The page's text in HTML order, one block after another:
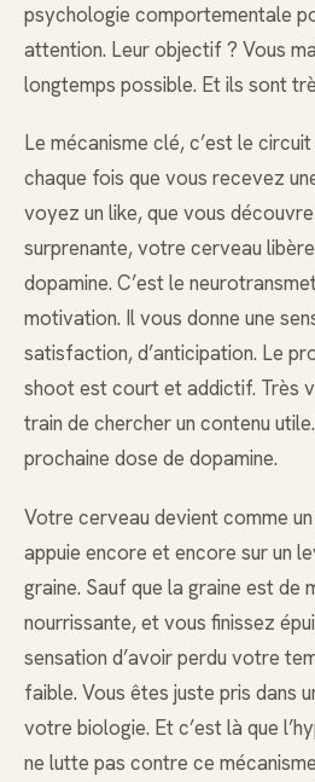
psychologie comportementale
attention. Leur objectif ? Vous
longtemps possible. Et ils sont
Le mécanisme clé, c’est le
chaque fois que vous recevez
voyez un like, que vous
surprenante, votre cerveau
dopamine. C’est le
motivation. Il vous donne une
satisfaction, d’anticipation. Le
shoot est court et addictif. Très
train de chercher un contenu
prochaine dose de dopamine.
Votre cerveau devient comme
appuie encore et encore sur un
graine. Sauf que la graine est de
nourrissante, et vous finissez
sensation d’avoir perdu votre
faible. Vous êtes juste pris dans
votre biologie. Et c’est là que
ne lutte pas contre ce